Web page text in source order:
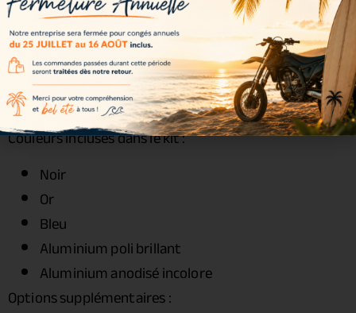
Joints spy : inclus
Entretoises : incluses
Visserie : incluse
Couleurs disponibles
Couleurs incluses dans le kit :
Noir
Or
Bleu
Aluminium poli brillant
Aluminium anodisé incolore
Options supplémentaires :